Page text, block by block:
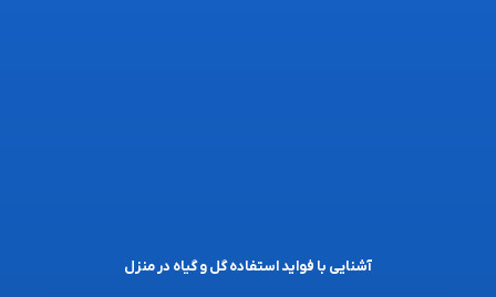
آشنایی با فواید استفاده گل و گیاه در منزل